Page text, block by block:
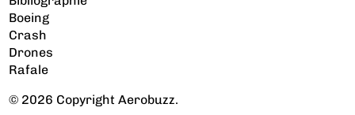
Boeing
Crash
Drones
Rafale
© 2026 Copyright Aerobuzz.